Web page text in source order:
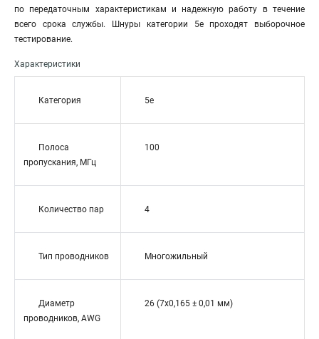
по передаточным характеристикам и надежную работу в течение
всего срока службы. Шнуры категории 5е проходят выборочное
тестирование.
Характеристики
Категория 5e
Полоса
пропускания, МГц
100
Количество пар 4
Тип проводников Многожильный
Диаметр
проводников, AWG
26 (7x0,165 ± 0,01 мм)